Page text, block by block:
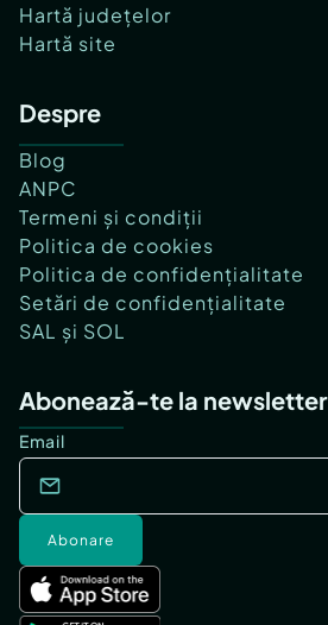
Hartă județelor
Hartă site
Despre
Blog
ANPC
Termeni și condiții
Politica de cookies
Politica de confidențialitate
Setări de confidențialitate
SAL și SOL
Abonează-te la newsletter
Email
Abonare